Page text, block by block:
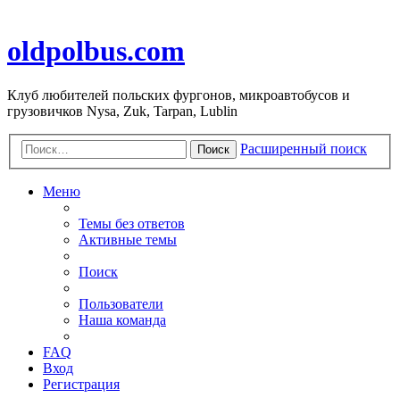
oldpolbus.com
Клуб любителей польских фургонов, микроавтобусов и
грузовичков Nysa, Zuk, Tarpan, Lublin
Поиск Расширенный поиск
Меню
Темы без ответов
Активные темы
Поиск
Пользователи
Наша команда
FAQ
Вход
Регистрация